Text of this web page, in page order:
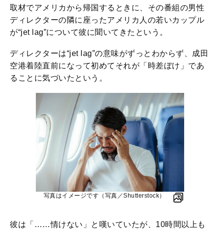
取材でアメリカから帰国するときに、その番組の男性
ディレクターの隣に座ったアメリカ人の若いカップル
が“jet lag”について彼に聞いてきたという。
ディレクターは“jet lag”の意味がずっとわからず、成田
空港着陸直前になって初めてそれが「時差ぼけ」であ
ることに気づいたという。
写真はイメージです（写真／Shutterstock）
彼は「……情けない」と嘆いていたが、10時間以上も